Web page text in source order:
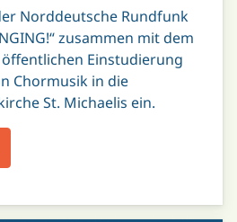
Norddeutsche Rundfunk
zusammen mit dem
Einstudierung
Chormusik in die
St. Michaelis ein.